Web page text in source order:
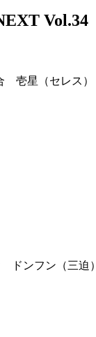
Vol.34
星（セレス）
ンフン（三迫）